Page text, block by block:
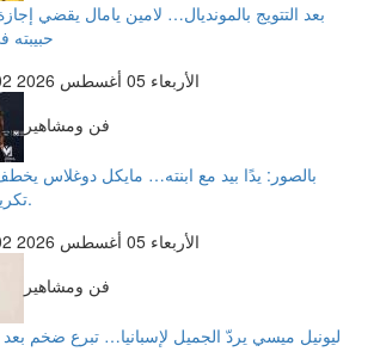
بعد التتويج بالمونديال… لامين يامال يقضي
حبيبته
الأربعاء 05 أغسطس 2026 02:02 مساءً
فن ومشاهير
بالصور: يدًا بيد مع ابنته… مايكل دوغلاس
تكريمه في إسبانيا.
الأربعاء 05 أغسطس 2026 02:02 مساءً
فن ومشاهير
ليونيل ميسي يردّ الجميل لإسبانيا… تبرع ضخم بعد